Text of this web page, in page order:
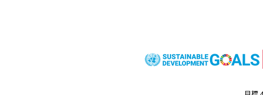
法音宣流團隊推出「療癒果實」證嚴法師智慧語頻道